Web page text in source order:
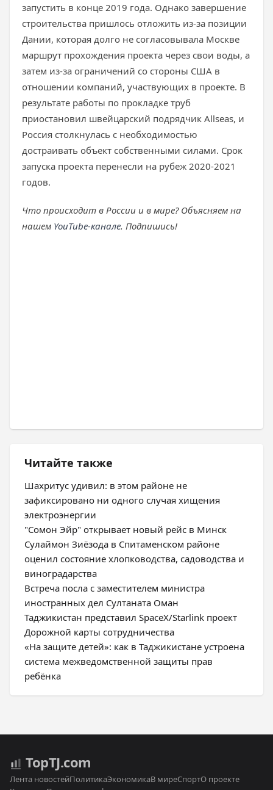
запустить в конце 2019 года. Однако завершение
строительства пришлось отложить из-за позиции
Дании, которая долго не согласовывала Москве
маршрут прохождения проекта через свои воды, а
затем из-за ограничений со стороны США в
отношении компаний, участвующих в проекте. В
результате работы по прокладке труб
приостановил швейцарский подрядчик Allseas, и
Россия столкнулась с необходимостью
достраивать объект собственными силами. Срок
запуска проекта перенесли на рубеж 2020-2021
годов.
Что происходит в России и в мире? Объясняем на
нашем YouTube-канале. Подпишись!
Читайте также
Шахритус удивил: в этом районе не
зафиксировано ни одного случая хищения
электроэнергии
"Сомон Эйр" открывает новый рейс в Минск
Сулаймон Зиёзода в Спитаменском районе
оценил состояние хлопководства, садоводства и
виноградарства
Встреча посла с заместителем министра
иностранных дел Султаната Оман
Таджикистан представил SpaceX/Starlink проект
Дорожной карты сотрудничества
«На защите детей»: как в Таджикистане устроена
система межведомственной защиты прав
ребёнка
TopTJ.com
Лента новостейПолитикаЭкономикаВ миреСпортО проекте